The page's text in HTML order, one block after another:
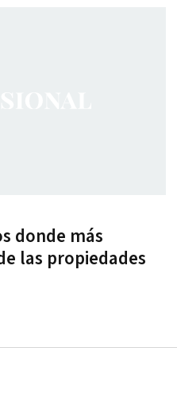
donde más
las propiedades